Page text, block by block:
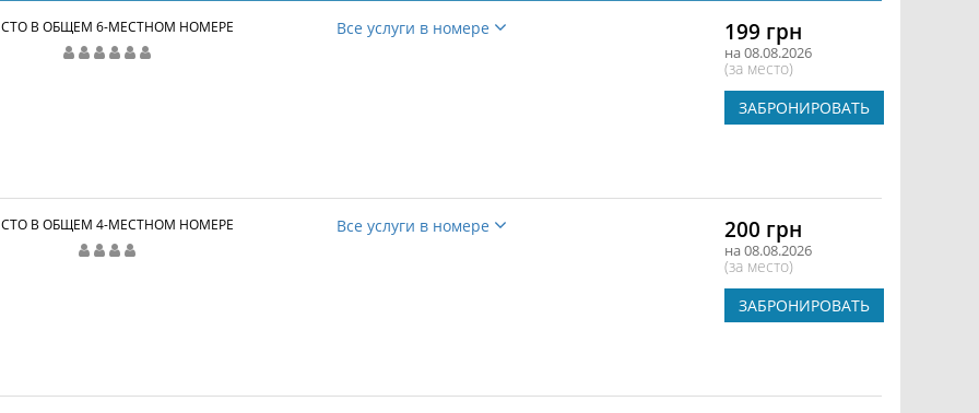
В ОБЩЕМ 6-МЕСТНОМ НОМЕРЕ Все услуги в номере 199 грн
на 08.08.2026
(за место)
ЗАБРОНИРОВАТЬ
В ОБЩЕМ 4-МЕСТНОМ НОМЕРЕ Все услуги в номере 200 грн
на 08.08.2026
(за место)
ЗАБРОНИРОВАТЬ